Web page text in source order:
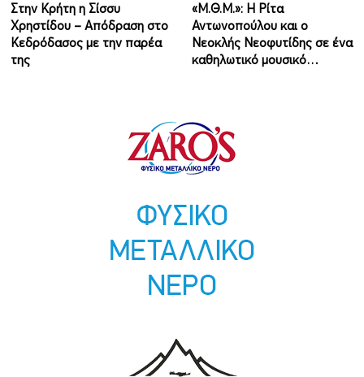
Στην Κρήτη η Σίσσυ
Χρηστίδου – Απόδραση στο
Κεδρόδασος με την παρέα
της
«Μ.Θ.Μ.»: Η Ρίτα
Αντωνοπούλου και ο
Νεοκλής Νεοφυτίδης σε ένα
καθηλωτικό μουσικό…